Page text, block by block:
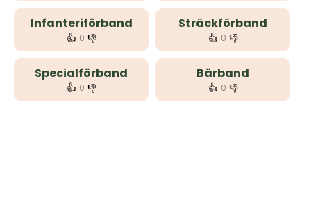
Infanteriförband
👍 0 👎
Sträckförband
👍 0 👎
Specialförband
👍 0 👎
Bärband
👍 0 👎